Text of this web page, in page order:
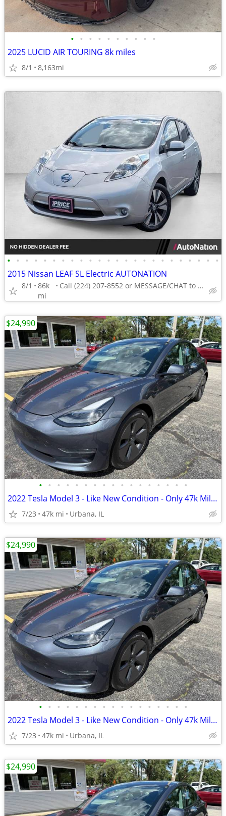
• • • • • • • • • •
2025 LUCID AIR TOURING 8k miles
8/1 8,163mi
• • • • • • • • • • • • • • • • • • • • • • • •
2015 Nissan LEAF SL Electric AUTONATION
8/1
86k
mi
Call (224) 207-8552 or MESSAGE/CHAT to confirm availability
• • • • • • • • • • • • • • • • •
2022 Tesla Model 3 - Like New Condition - Only 47k Miles!
7/23 47k mi Urbana, IL
$24,990
• • • • • • • • • • • • • • • • •
2022 Tesla Model 3 - Like New Condition - Only 47k Miles!
7/23 47k mi Urbana, IL
$24,990
$24,990